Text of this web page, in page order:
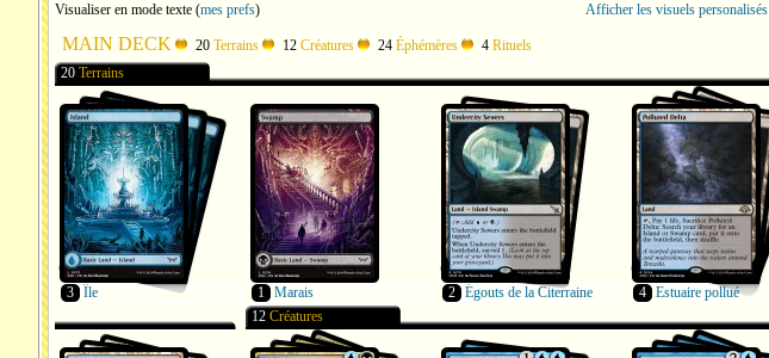
Visualiser en mode texte (mes prefs) Afficher les visuels personalisés
MAIN DECK 20 Terrains 12 Créatures 24 Éphémères 4 Rituels
20 Terrains
3 Île 1 Marais 2 Égouts de la Citerraine 4 Estuaire pollué
12 Créatures